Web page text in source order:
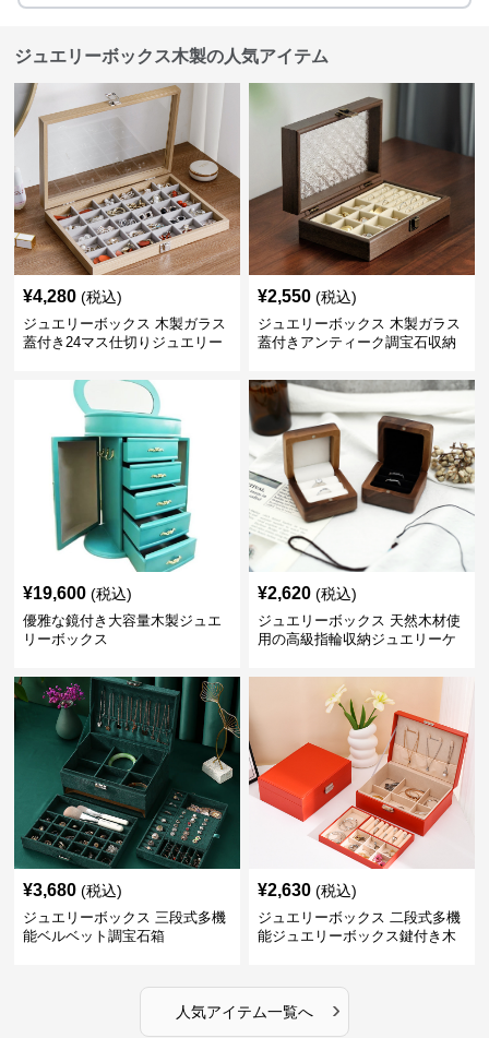
ジュエリーボックス木製の人気アイテム
¥4,280 (税込)
ジュエリーボックス 木製ガラス
蓋付き24マス仕切りジュエリー
¥2,550 (税込)
ジュエリーボックス 木製ガラス
蓋付きアンティーク調宝石収納
¥19,600 (税込)
優雅な鏡付き大容量木製ジュエ
リーボックス
¥2,620 (税込)
ジュエリーボックス 天然木材使
用の高級指輪収納ジュエリーケ
¥3,680 (税込)
ジュエリーボックス 三段式多機
能ベルベット調宝石箱
¥2,630 (税込)
ジュエリーボックス 二段式多機
能ジュエリーボックス鍵付き木
人気アイテム一覧へ ›